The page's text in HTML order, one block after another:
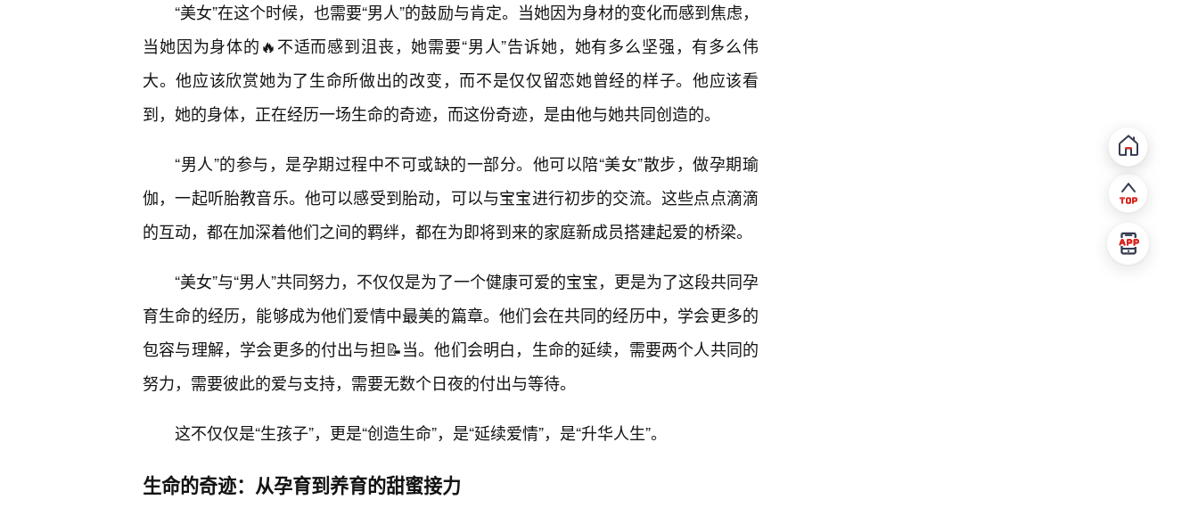
“美女”在这个时候，也需要“男人”的鼓励与肯定。当她因为身材的变化而感到焦虑，
当她因为身体的🔥不适而感到沮丧，她需要“男人”告诉她，她有多么坚强，有多么伟
大。他应该欣赏她为了生命所做出的改变，而不是仅仅留恋她曾经的样子。他应该看
到，她的身体，正在经历一场生命的奇迹，而这份奇迹，是由他与她共同创造的。
“男人”的参与，是孕期过程中不可或缺的一部分。他可以陪“美女”散步，做孕期瑜
伽，一起听胎教音乐。他可以感受到胎动，可以与宝宝进行初步的交流。这些点点滴滴
的互动，都在加深着他们之间的羁绊，都在为即将到来的家庭新成员搭建起爱的桥梁。
“美女”与“男人”共同努力，不仅仅是为了一个健康可爱的宝宝，更是为了这段共同孕
育生命的经历，能够成为他们爱情中最美的篇章。他们会在共同的经历中，学会更多的
包容与理解，学会更多的付出与担📝当。他们会明白，生命的延续，需要两个人共同的
努力，需要彼此的爱与支持，需要无数个日夜的付出与等待。
这不仅仅是“生孩子”，更是“创造生命”，是“延续爱情”，是“升华人生”。
生命的奇迹：从孕育到养育的甜蜜接力